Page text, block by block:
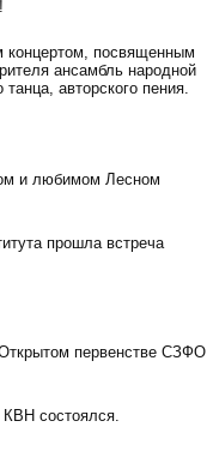
концертом, посвященным
ансамбль народной
авторского пения.
и любимом Лесном
прошла встреча
первенстве СЗФО
состоялся.